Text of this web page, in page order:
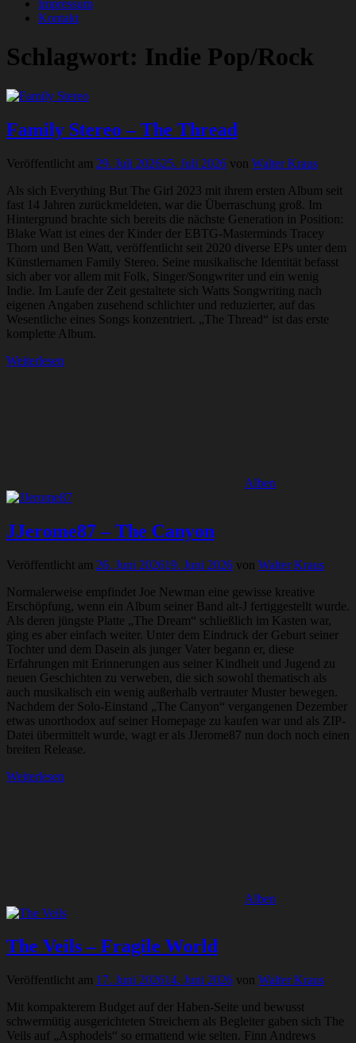
Impressum
Kontakt
Schlagwort: Indie Pop/Rock
Family Stereo – The Thread
Veröffentlicht am 29. Juli 202625. Juli 2026 von Walter Kraus
Als sich Everything But The Girl 2023 mit ihrem ersten Album seit
fast 14 Jahren zurückmeldeten, war die Überraschung groß. Im
Hintergrund brachte sich bereits die nächste Generation in Position:
Blake Watt ist eines der Kinder der EBTG-Masterminds Tracey
Thorn und Ben Watt, veröffentlicht seit 2020 diverse EPs unter dem
Künstlernamen Family Stereo. Seine musikalische Identität befasst
sich aber vor allem mit Folk, Singer/Songwriter und ein wenig
Indie. Im Laufe der Zeit gestaltete sich Watts Songwriting nach
eigenen Angaben zusehend schlichter und reduzierter, auf das
Wesentliche eines Songs konzentriert. „The Thread“ ist das erste
komplette Album.
Weiterlesen
Alben
JJerome87 – The Canyon
Veröffentlicht am 26. Juni 202619. Juni 2026 von Walter Kraus
Normalerweise empfindet Joe Newman eine gewisse kreative
Erschöpfung, wenn ein Album seiner Band alt-J fertiggestellt wurde.
Als deren jüngste Platte „The Dream“ schließlich im Kasten war,
ging es aber einfach weiter. Unter dem Eindruck der Geburt seiner
Tochter und dem Dasein als junger Vater begann er, diese
Erfahrungen mit Erinnerungen aus seiner Kindheit und Jugend zu
neuen Geschichten zu verweben, die sich sowohl thematisch als
auch musikalisch ein wenig außerhalb vertrauter Muster bewegen.
Nachdem der Solo-Einstand „The Canyon“ vergangenen Dezember
etwas unorthodox auf seiner Homepage zu kaufen war und als ZIP-
Datei übermittelt wurde, wagt er als JJerome87 nun doch noch einen
breiten Release.
Weiterlesen
Alben
The Veils – Fragile World
Veröffentlicht am 17. Juni 202614. Juni 2026 von Walter Kraus
Mit kompakterem Budget auf der Haben-Seite und bewusst
schwermütig ausgerichteten Streichern als Begleiter gaben sich The
Veils auf „Asphodels“ so ermattend wie selten. Finn Andrews